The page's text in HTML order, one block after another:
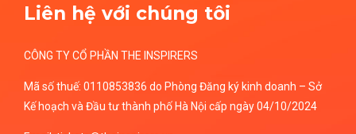
Liên hệ với chúng tôi
CÔNG TY CỔ PHẦN THE INSPIRERS
Mã số thuế: 0110853836 do Phòng Đăng ký kinh doanh – Sở
Kế hoạch và Đầu tư thành phố Hà Nội cấp ngày 04/10/2024